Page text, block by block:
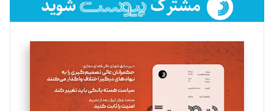
فائزه فتحی رستمی
تحریریه
سروش کرمیان
تحریریه